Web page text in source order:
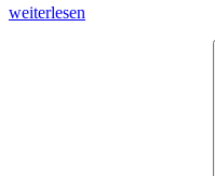
„Unser
weiterlesen